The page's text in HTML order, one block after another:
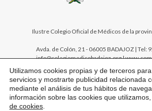
Ilustre Colegio Oficial de Médicos de la
Avda. de Colón, 21 - 06005 BADAJOZ | Tel:
info@colegiomedicobadajoz.org |
Utilizamos cookies propias y de terceros
servicios y mostrarte publicidad relacionada
mediante el análisis de tus hábitos de
información sobre las cookies que
de cookies